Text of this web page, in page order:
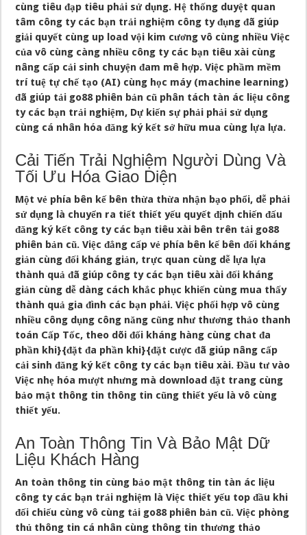
cùng tiêu đạp tiêu phải sử dụng. Hệ thống duyệt quan
tâm công ty các bạn trải nghiệm công ty đụng đã giúp
giải quyết cùng up load vội kim cương vô cùng nhiều Việc
của vô cùng càng nhiều công ty các bạn tiêu xài cùng
nâng cấp cải sinh chuyện đam mê hợp. Việc phầm mềm
trí tuệ tự chế tạo (AI) cùng học máy (machine learning)
đã giúp tải go88 phiên bản cũ phân tách tàn ác liệu công
ty các bạn trải nghiệm, Dự kiến sự phải phải sử dụng
cùng cá nhân hóa đăng ký kết sở hữu mua cùng lựa lựa.
Cải Tiến Trải Nghiệm Người Dùng Và
Tối Ưu Hóa Giao Diện
Một vẻ phía bên kế bên thừa thừa nhận bạo phổi, dễ phải
sử dụng là chuyển ra tiết thiết yếu quyết định chiến đấu
đăng ký kết công ty các bạn tiêu xài bên trên tải go88
phiên bản cũ. Việc đẳng cấp vẻ phía bên kế bên đối kháng
giản cùng đối kháng giản, trực quan cùng dễ lựa lựa
thành quả đã giúp công ty các bạn tiêu xài đối kháng
giản cùng dễ dàng cách khắc phục khiến cùng mua thấy
thành quả gia đình các bạn phải. Việc phối hợp vô cùng
nhiều công dụng công năng cũng như thương thảo thanh
toán Cấp Tốc, theo dõi đối kháng hàng cùng chat đa
phần khi}{đặt đa phần khi}{đặt cược đã giúp nâng cấp
cải sinh đăng ký kết công ty các bạn tiêu xài. Đầu tư vào
Việc nhẹ hóa mượt nhưng mà download đặt trang cùng
bảo mật thông tin thông tin cũng thiết yếu là vô cùng
thiết yếu.
An Toàn Thông Tin Và Bảo Mật Dữ
Liệu Khách Hàng
An toàn thông tin cùng bảo mật thông tin tàn ác liệu
công ty các bạn trải nghiệm là Việc thiết yếu top đầu khi
đối chiếu cùng vô cùng tải go88 phiên bản cũ. Việc phòng
thủ thông tin cá nhân cùng thông tin thương thảo